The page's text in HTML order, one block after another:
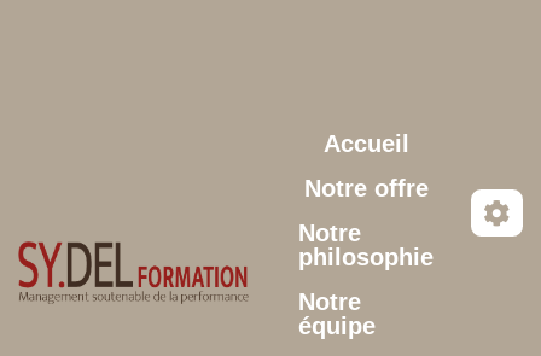
Accueil
Notre offre
Notre
philosophie
Notre
équipe